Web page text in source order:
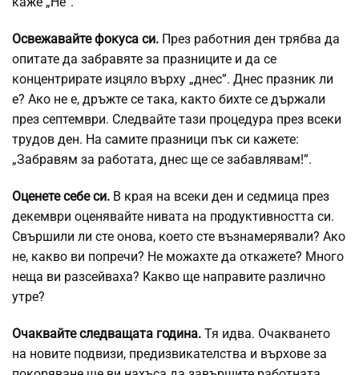
Освежавайте фокуса си. През работния ден трябва да
опитате да забравяте за празниците и да се
концентрирате изцяло върху „днес”. Днес празник ли
е? Ако не е, дръжте се така, както бихте се държали
през септември. Следвайте тази процедура през всеки
трудов ден. На самите празници пък си кажете:
„Забравям за работата, днес ще се забавлявам!”.
Оценете себе си. В края на всеки ден и седмица през
декември оценявайте нивата на продуктивността си.
Свършили ли сте онова, което сте възнамерявали? Ако
не, какво ви попречи? Не можахте да откажете? Много
неща ви разсейваха? Какво ще направите различно
утре?
Очаквайте следващата година. Тя идва. Очакването
на новите подвизи, предизвикателства и върхове за